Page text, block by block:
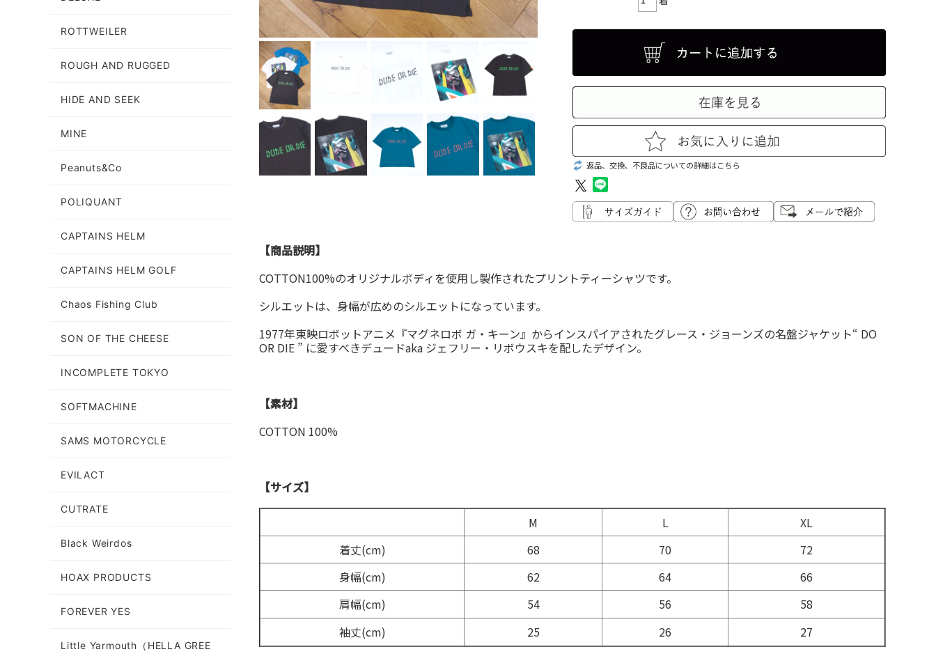
返品、交換、不良品についての詳細はこちら
【商品説明】
COTTON100%のオリジナルボディを使用し製作されたプリントティーシャツです。
シルエットは、身幅が広めのシルエットになっています。
1977年東映ロボットアニメ『マグネロボ ガ・キーン』からインスパイアされたグレース・ジョーンズの名盤ジャケット“ DO
OR DIE ” に愛すべきデュードaka ジェフリー・リボウスキを配したデザイン。
【素材】
COTTON 100%
【サイズ】
M L
XL
着丈(cm)
68 70
72
身幅(cm)
62 64
66
肩幅(cm)
54 56
58
袖丈(cm)
25 26 27
ROTTWEILER
ROUGH AND RUGGED
HIDE AND SEEK
MINE
Peanuts&Co
POLIQUANT
CAPTAINS HELM
CAPTAINS HELM GOLF
Chaos Fishing Club
SON OF THE CHEESE
INCOMPLETE TOKYO
SOFTMACHINE
SAMS MOTORCYCLE
EVILACT
CUTRATE
Black Weirdos
HOAX PRODUCTS
FOREVER YES
Little Yarmouth（HELLA GREE